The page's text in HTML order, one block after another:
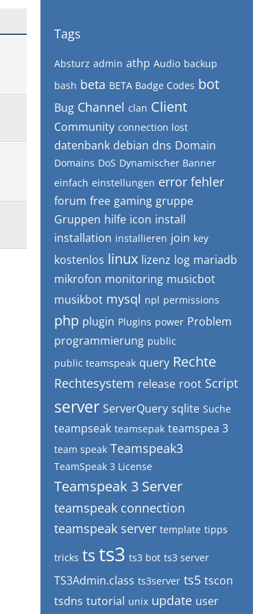
Tags
Absturz admin athp Audio backup
bash beta BETA Badge Codes bot
Bug Channel clan Client
Community connection lost
datenbank debian dns Domain
Domains DoS Dynamischer Banner
einfach einstellungen error fehler
forum free gaming gruppe
Gruppen hilfe icon install
installation installieren join key
kostenlos linux lizenz log mariadb
mikrofon monitoring musicbot
musikbot mysql npl permissions
php plugin Plugins power Problem
programmierung public
public teamspeak query Rechte
Rechtesystem release root Script
server ServerQuery sqlite Suche
teampseak teamsepak teamspea 3
team speak Teamspeak3
TeamSpeak 3 License
Teamspeak 3 Server
teamspeak connection
teamspeak server template tipps
tricks tsts3 ts3 bot ts3 server
TS3Admin.class ts3server ts5 tscon
tsdns tutorial unix update user